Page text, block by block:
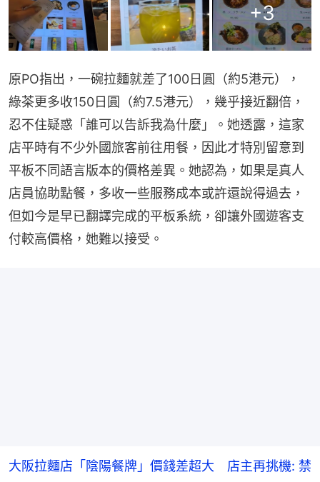
+3
原PO指出，一碗拉麵就差了100日圓（約5港元），
綠茶更多收150日圓（約7.5港元），幾乎接近翻倍，
忍不住疑惑「誰可以告訴我為什麼」。她透露，這家
店平時有不少外國旅客前往用餐，因此才特別留意到
平板不同語言版本的價格差異。她認為，如果是真人
店員協助點餐，多收一些服務成本或許還說得過去，
但如今是早已翻譯完成的平板系統，卻讓外國遊客支
付較高價格，她難以接受。
大阪拉麵店「陰陽餐牌」價錢差超大 店主再挑機: 禁